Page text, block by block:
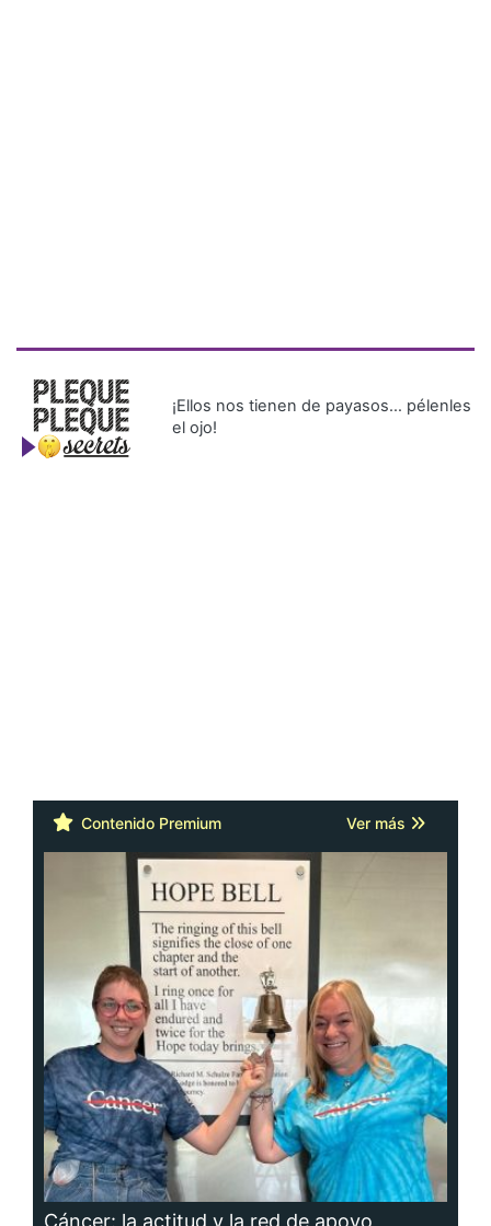
¡Ellos nos tienen de payasos… pélenles
el ojo!
Contenido Premium Ver más
Cáncer: la actitud y la red de apoyo